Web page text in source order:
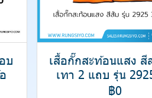
บ
เสื้อกั๊กสะท้อนแสง สี
เทา 2 แถบ รุ่น
฿0